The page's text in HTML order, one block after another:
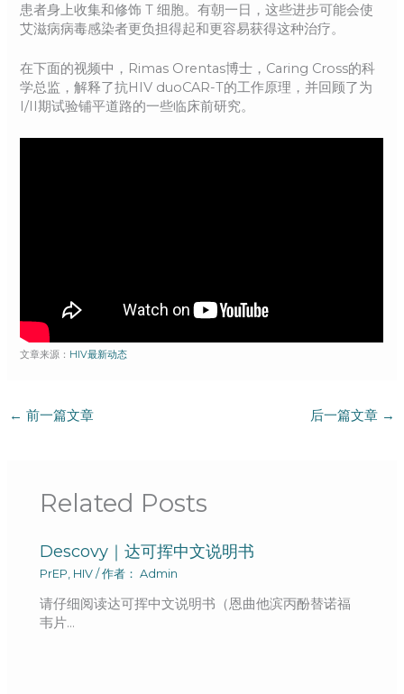
患者身上收集和修饰 T 细胞。有朝一日，这些进步可能会使
艾滋病病毒感染者更负担得起和更容易获得这种治疗。
在下面的视频中，Rimas Orentas博士，Caring Cross的科
学总监，解释了抗HIV duoCAR-T的工作原理，并回顾了为
I/II期试验铺平道路的一些临床前研究。
文章来源： HIV最新动态
← 前一篇文章 后一篇文章 →
Related Posts
Descovy｜达可挥中文说明书
PrEP HIV / 作者： Admin
请仔细阅读达可挥中文说明书（恩曲他滨丙酚替诺福
韦片…